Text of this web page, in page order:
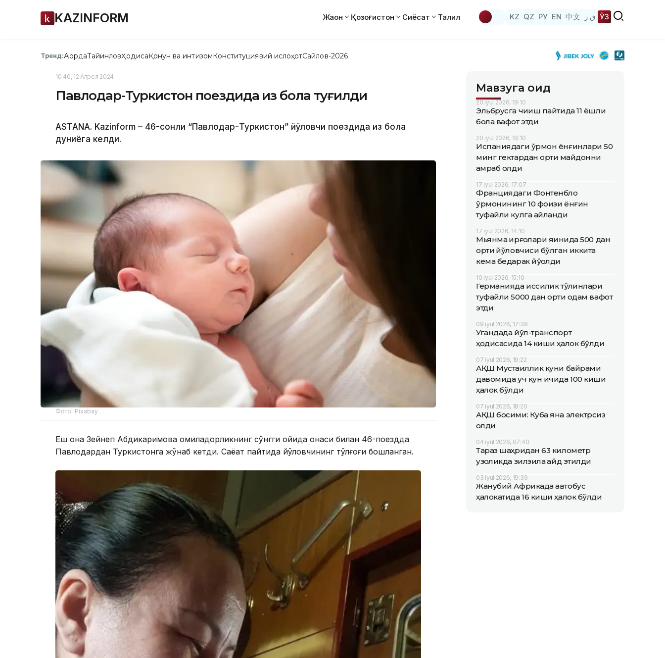
KAZINFORM Жаҳон Қозоғистон Сиёсат Таҳлил KZ QZ РУ EN 中文 ق ز ЎЗ
Тренд:АқордаТайинловҲодисаҚонун ва интизомКонституциявий ислоҳотСайлов-2026
10:40, 12 Апрел 2024
Павлодар-Туркистон поездида қиз бола туғилди
ASTANA. Kazinform – 46-сонли “Павлодар-Туркистон” йўловчи поездида қиз бола
дуниёга келди.
Фото: Pixabay
Ёш она Зейнеп Абдикаримова ҳомиладорликнинг сўнгги ойида онаси билан 46-поездда
Павлодардан Туркистонга жўнаб кетди. Саёҳат пайтида йўловчининг тўлғоғи бошланган.
Мавзуга оид
20 iyul 2026, 19:10
Эльбрусга чиқиш пайтида 11 ёшли
бола вафот этди
20 iyul 2026, 18:10
Испаниядаги ўрмон ёнғинлари 50
минг гектардан ортиқ майдонни
қамраб олди
17 iyul 2026, 17:07
Франциядаги Фонтенбло
ўрмонининг 10 фоизи ёнғин
туфайли кулга айланди
17 iyul 2026, 14:10
Мьянма қирғоқлари яқинида 500 дан
ортиқ йўловчиси бўлган иккита
кема бедарак йўқолди
10 iyul 2026, 15:10
Германияда иссиқлик тўлқинлари
туфайли 5000 дан ортиқ одам вафот
этди
09 iyul 2026, 17:39
Угандада йўл-транспорт
ҳодисасида 14 киши ҳалок бўлди
07 iyul 2026, 19:22
АҚШ Мустақиллик куни байрами
давомида уч кун ичида 100 киши
ҳалок бўлди
07 iyul 2026, 18:20
АҚШ босими: Куба яна электрсиз
қолди
04 iyul 2026, 07:40
Тараз шаҳридан 63 километр
узоқликда зилзила қайд этилди
03 iyul 2026, 19:39
Жанубий Африкада автобус
ҳалокатида 16 киши ҳалок бўлди